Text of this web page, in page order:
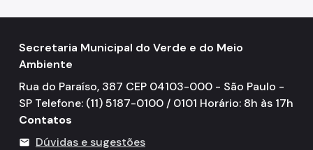
Secretaria Municipal do Verde e do Meio
Ambiente
Rua do Paraíso, 387 CEP 04103-000 - São Paulo -
SP Telefone: (11) 5187-0100 / 0101 Horário: 8h às 17h
Contatos
mail Dúvidas e sugestões